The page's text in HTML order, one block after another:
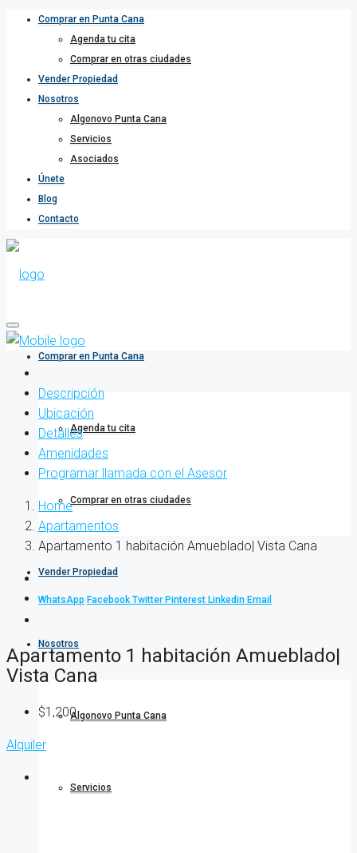
Comprar en Punta Cana
Agenda tu cita
Comprar en otras ciudades
Vender Propiedad
Nosotros
Algonovo Punta Cana
Servicios
Asociados
Únete
Blog
Contacto
Comprar en Punta Cana
Agenda tu cita
Comprar en otras ciudades
Vender Propiedad
Nosotros
Algonovo Punta Cana
Servicios
Descripción
Ubicación
Detalles
Amenidades
Programar llamada con el Asesor
Home
Apartamentos
Apartamento 1 habitación Amueblado| Vista Cana
WhatsApp Facebook Twitter Pinterest Linkedin Email
Apartamento 1 habitación Amueblado|
Vista Cana
$1,200
Alquiler